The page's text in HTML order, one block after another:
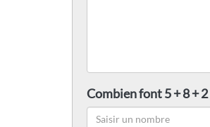
Combien font 5 + 8 + 2